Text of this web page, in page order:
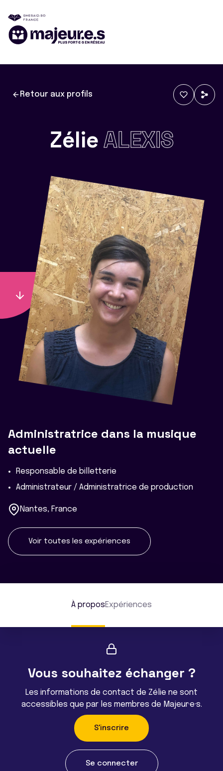
Retour aux profils
ZélieALEXIS
Administratrice dans la musique
actuelle
Responsable de billetterie
Administrateur / Administratrice de production
Nantes, France
Voir toutes les expériences
À proposExpériences
Vous souhaitez échanger ?
Les informations de contact de Zélie ne sont
accessibles que par les membres de Majeur·e·s.
S'inscrire
Se connecter